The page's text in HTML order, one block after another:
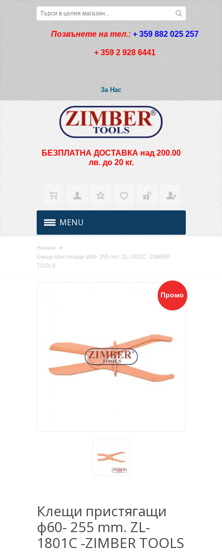
Позвънете на тел.: + 359 882 025 257
+ 359 2 928 6441
За Нас
БЕЗПЛАТНА ДОСТАВКА над 200.00
лв. до 20 кг.
MENU
Начало
Клещи пристягащи ф60- 255 mm. ZL-1801C -ZIMBER
TOOLS
Промо
Клещи пристягащи
ф60- 255 mm. ZL-
1801C -ZIMBER TOOLS